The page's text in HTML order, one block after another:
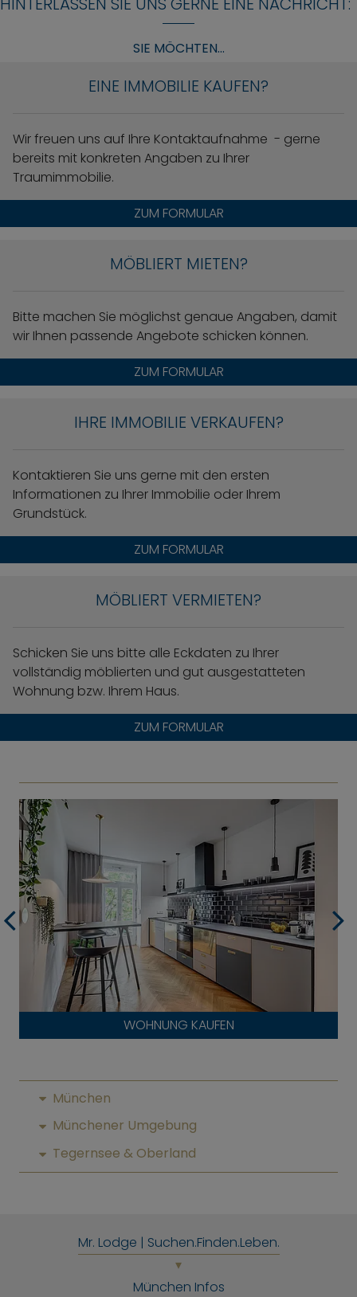
SIE MÖCHTEN...
EINE IMMOBILIE KAUFEN?
Wir freuen uns auf Ihre Kontaktaufnahme - gerne
bereits mit konkreten Angaben zu Ihrer
Traumimmobilie.
ZUM FORMULAR
MÖBLIERT MIETEN?
Bitte machen Sie möglichst genaue Angaben, damit
wir Ihnen passende Angebote schicken können.
ZUM FORMULAR
IHRE IMMOBILIE VERKAUFEN?
Kontaktieren Sie uns gerne mit den ersten
Informationen zu Ihrer Immobilie oder Ihrem
Grundstück.
ZUM FORMULAR
MÖBLIERT VERMIETEN?
Schicken Sie uns bitte alle Eckdaten zu Ihrer
vollständig möblierten und gut ausgestatteten
Wohnung bzw. Ihrem Haus.
ZUM FORMULAR
WOHNUNG KAUFEN
München
Münchener Umgebung
Tegernsee & Oberland
Mr. Lodge | Suchen.Finden.Leben.
München Infos